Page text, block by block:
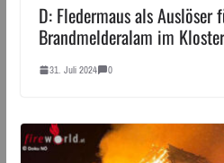
D: Fledermaus als Auslöser
Brandmelderalam im Kloster
31. Juli 2024 0